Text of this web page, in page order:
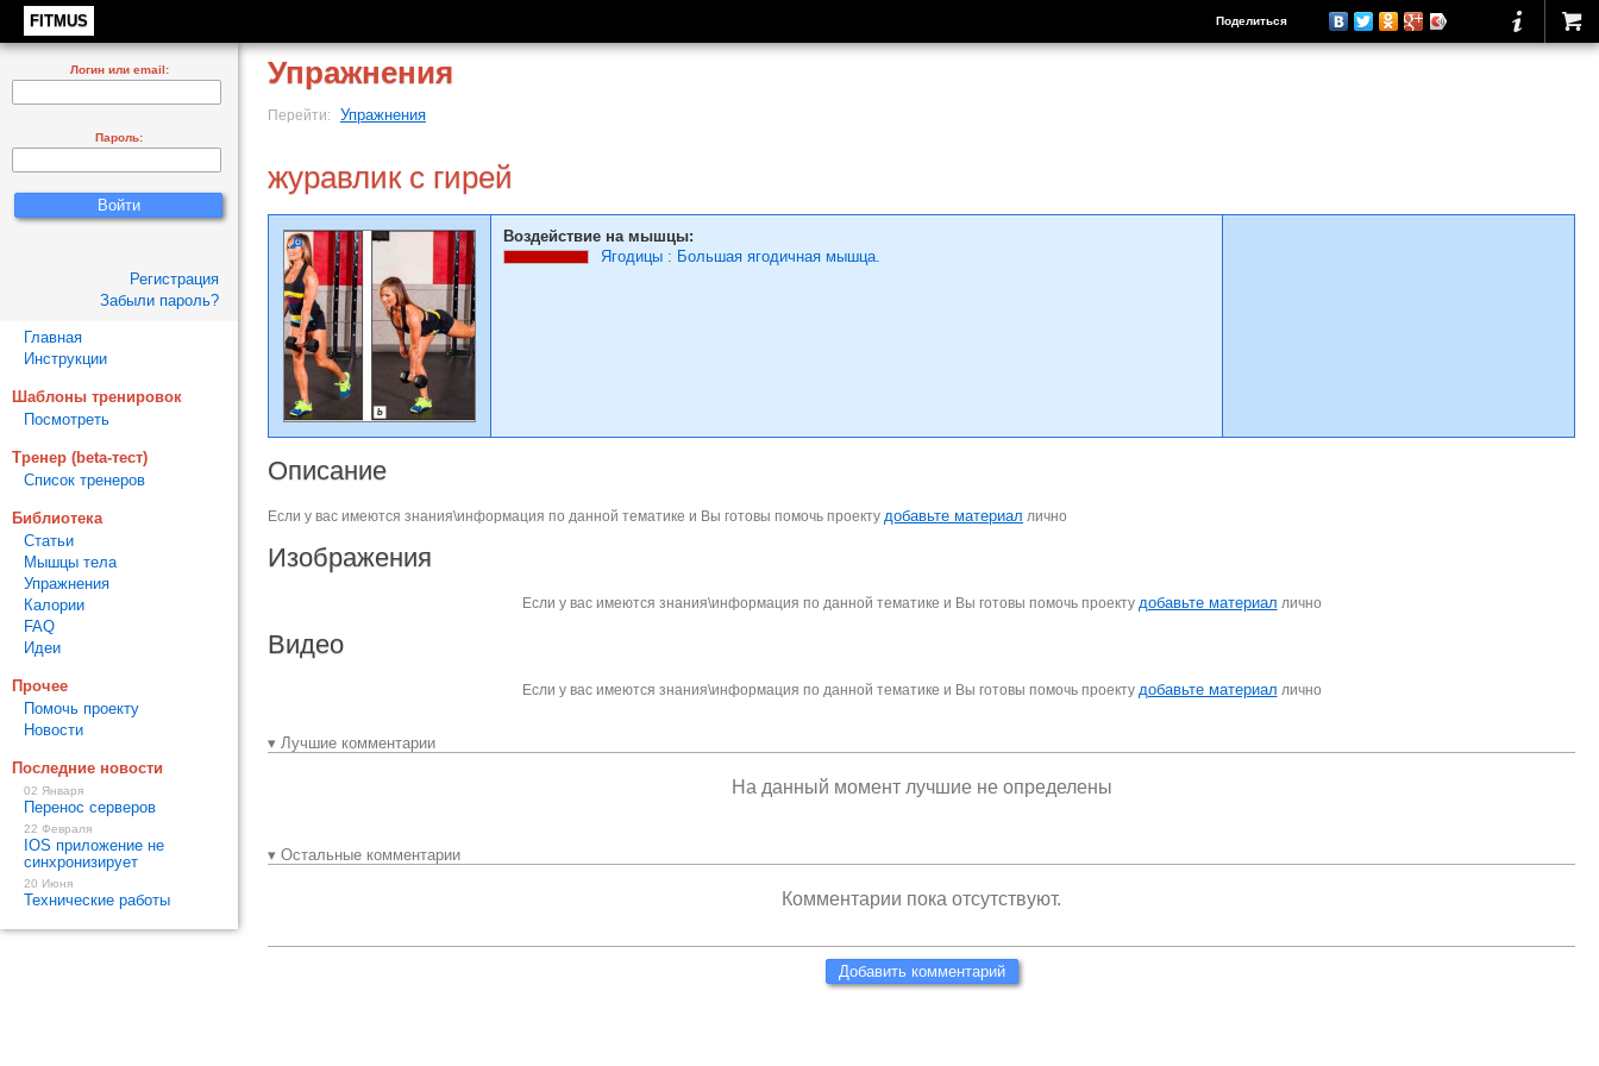
FITMUS Поделиться
Упражнения
Перейти: Упражнения
журавлик с гирей
Воздействие на мышцы:
Ягодицы : Большая ягодичная мышца.
Описание
Если у вас имеются знания\информация по данной тематике и Вы готовы помочь проекту добавьте материал лично
Изображения
Если у вас имеются знания\информация по данной тематике и Вы готовы помочь проекту добавьте материал лично
Видео
Если у вас имеются знания\информация по данной тематике и Вы готовы помочь проекту добавьте материал лично
▾ Лучшие комментарии
На данный момент лучшие не определены
▾ Остальные комментарии
Комментарии пока отсутствуют.
Добавить комментарий
Логин или email:
Пароль:
Регистрация
Забыли пароль?
Главная
Инструкции
Шаблоны тренировок
Посмотреть
Тренер (beta-тест)
Список тренеров
Библиотека
Статьи
Мышцы тела
Упражнения
Калории
FAQ
Идеи
Прочее
Помочь проекту
Новости
Последние новости
02 Января
Перенос серверов
22 Февраля
IOS приложение не
синхронизирует
20 Июня
Технические работы